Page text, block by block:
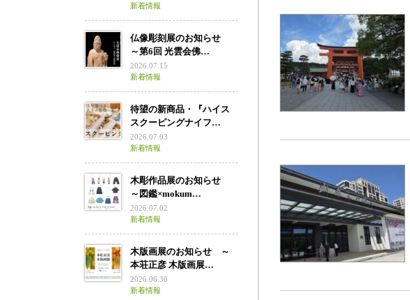
新着情報
仏像彫刻展のお知らせ
～第6回 光雲会佛…
2026.07.15
新着情報
待望の新商品・『ハイス
スクーピングナイフ…
2026.07.03
新着情報
木彫作品展のお知らせ
～図鑑×mokum…
2026.07.02
新着情報
木版画展のお知らせ ～
本荘正彦 木版画展…
2026.06.30
新着情報